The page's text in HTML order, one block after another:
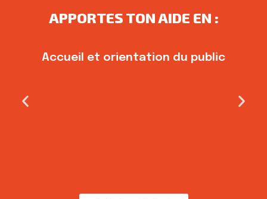
APPORTES TON AIDE EN :
Accueil et orientation du public